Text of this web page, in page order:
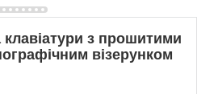
з прошитими
візерунком